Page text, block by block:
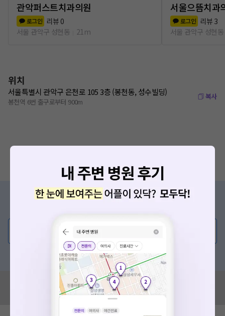
관악퍼스트치과의원
로그인 리뷰 0
서울 관악구 성현동
21m
서울으뜸치과
로그인 리뷰 3
서울 관악구 성현동
위치
서울특별시 관악구 은천로 105 3층 (봉천동, 성수빌딩)
봉천역 6번 출구로부터 900m
복사
증상/치료, 궁금한 점이 있나요?
💬 무엇이든 물어보세요
혹은, 의료상담 서비스에 다양한 게시글 보러가기
혹시 잘못된 병원정보가 있나요?
모두닥 팀에 알려주세요!